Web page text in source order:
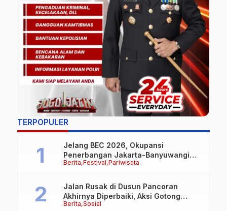
TERPOPULER
Berita Festival Pariwisata
Jelang BEC 2026, Okupansi
Penerbangan Jakarta-Banyuwangi
Tembus 90 Persen
Berita Sosial
Jalan Rusak di Dusun Pancoran
Akhirnya Diperbaiki, Aksi Gotong
Royong FRB dan Laskar Bali Shanti Jet